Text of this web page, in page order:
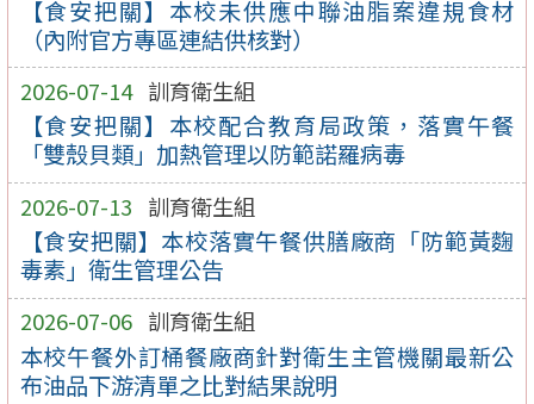
【食安把關】本校未供應中聯油脂案違規食材
（內附官方專區連結供核對）
2026-07-14 訓育衛生組
【食安把關】本校配合教育局政策，落實午餐
「雙殼貝類」加熱管理以防範諾羅病毒
2026-07-13 訓育衛生組
【食安把關】本校落實午餐供膳廠商「防範黃麴
毒素」衛生管理公告
2026-07-06 訓育衛生組
本校午餐外訂桶餐廠商針對衛生主管機關最新公
布油品下游清單之比對結果說明